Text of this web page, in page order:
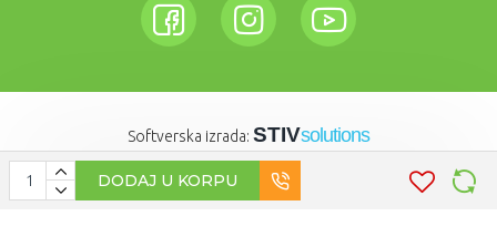
DODAJ U KORPU
Softverska izrada: STIVsolutions